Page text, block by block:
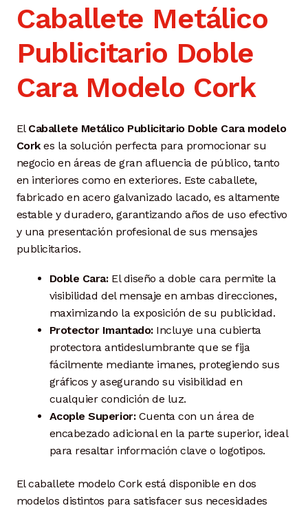
Caballete Metálico
Publicitario Doble
Cara Modelo Cork
El Caballete Metálico Publicitario Doble Cara modelo
Corkes la solución perfecta para promocionar su
negocio en áreas de gran afluencia de público, tanto
en interiores como en exteriores. Este caballete,
fabricado en acero galvanizado lacado, es altamente
estable y duradero, garantizando años de uso efectivo
y una presentación profesional de sus mensajes
publicitarios.
Doble Cara:El diseño a doble cara permite la
visibilidad del mensaje en ambas direcciones,
maximizando la exposición de su publicidad.
Protector Imantado:Incluye una cubierta
protectora antideslumbrante que se fija
fácilmente mediante imanes, protegiendo sus
gráficos y asegurando su visibilidad en
cualquier condición de luz.
Acople Superior:Cuenta con un área de
encabezado adicional en la parte superior, ideal
para resaltar información clave o logotipos.
El caballete modelo Cork está disponible en dos
modelos distintos para satisfacer sus necesidades